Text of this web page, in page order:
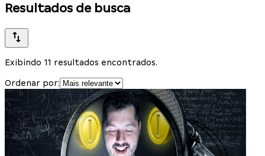
Resultados de busca
Exibindo 11 resultados encontrados.
Ordenar por: